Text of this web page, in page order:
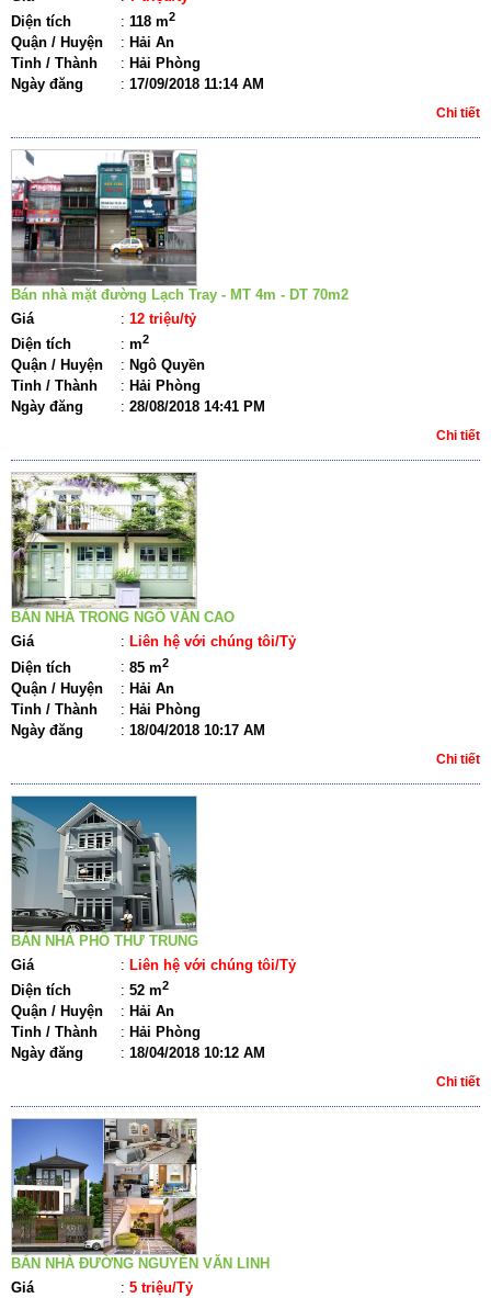
Diện tích
: 118 m2
Quận / Huyện : Hải An
Tỉnh / Thành
: Hải Phòng
Ngày đăng
: 17/09/2018 11:14 AM
Chi tiết
Bán nhà mặt đường Lạch Tray - MT 4m - DT 70m2
Giá
: 12 triệu/tỷ
Diện tích
: m2
Quận / Huyện : Ngô Quyền
Tỉnh / Thành
: Hải Phòng
Ngày đăng
: 28/08/2018 14:41 PM
Chi tiết
BÁN NHÀ TRONG NGÕ VĂN CAO
Giá
: Liên hệ với chúng tôi/Tỷ
Diện tích
: 85 m2
Quận / Huyện : Hải An
Tỉnh / Thành
: Hải Phòng
Ngày đăng
: 18/04/2018 10:17 AM
Chi tiết
BÁN NHÀ PHỐ THƯ TRUNG
Giá
: Liên hệ với chúng tôi/Tỷ
Diện tích
: 52 m2
Quận / Huyện : Hải An
Tỉnh / Thành
: Hải Phòng
Ngày đăng
: 18/04/2018 10:12 AM
Chi tiết
BÁN NHÀ ĐƯỜNG NGUYỄN VĂN LINH
Giá
: 5 triệu/Tỷ